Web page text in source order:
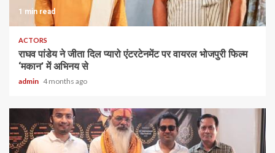
1 min read
ACTORS
राघव पांडेय ने जीता दिल प्यारो एंटरटेनमेंट पर वायरल भोजपुरी फिल्म
‘मकान’ में अभिनय से
admin 4 months ago